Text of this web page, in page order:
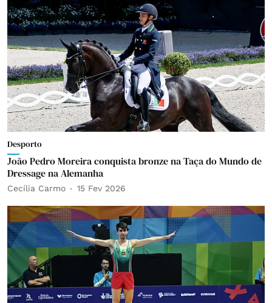
Desporto
João Pedro Moreira conquista bronze na Taça do Mundo de
Dressage na Alemanha
Cecília Carmo 15 Fev 2026